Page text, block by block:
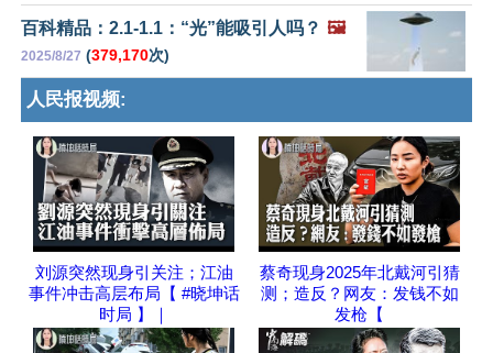
百科精品：2.1-1.1：“光”能吸引人吗？ 🖼️
2025/8/27 (379,170次)
人民报视频:
刘源突然现身引关注；江油
事件冲击高层布局【 #晓坤话
时局 】｜
蔡奇现身2025年北戴河引猜
测；造反？网友：发钱不如
发枪【